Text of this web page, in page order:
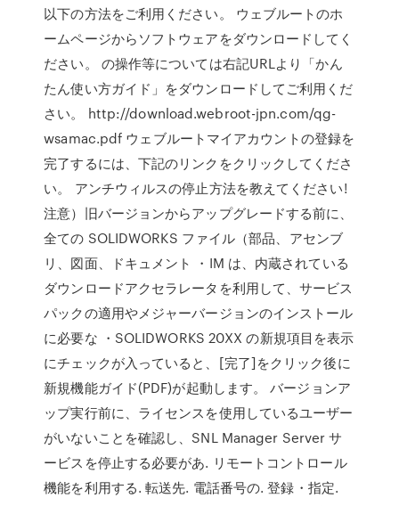
以下の方法をご利用ください。 ウェブルートのホ
ームページからソフトウェアをダウンロードしてく
ださい。 の操作等については右記URLより「かん
たん使い方ガイド」をダウンロードしてご利用くだ
さい。 http://download.webroot-jpn.com/qg-
wsamac.pdf ウェブルートマイアカウントの登録を
完了するには、下記のリンクをクリックしてくださ
い。 アンチウィルスの停止方法を教えてください!
注意）旧バージョンからアップグレードする前に、
全ての SOLIDWORKS ファイル（部品、アセンブ
リ、図面、ドキュメント ・IM は、内蔵されている
ダウンロードアクセラレータを利用して、サービス
パックの適用やメジャーバージョンのインストール
に必要な ・SOLIDWORKS 20XX の新規項目を表示
にチェックが入っていると、[完了]をクリック後に
新規機能ガイド(PDF)が起動します。 バージョンア
ップ実行前に、ライセンスを使用しているユーザー
がいないことを確認し、SNL Manager Server サ
ービスを停止する必要があ. リモートコントロール
機能を利用する. 転送先. 電話番号の. 登録・指定.